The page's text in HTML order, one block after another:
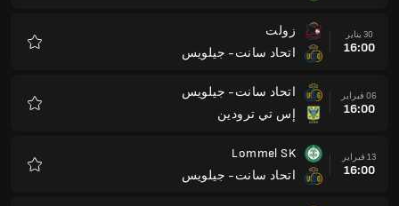
30 يناير
16:00
زولت
اتحاد سانت- جيلويس
06 فبراير
16:00
اتحاد سانت- جيلويس
إس تي ترودين
13 فبراير
16:00
Lommel SK
اتحاد سانت- جيلويس